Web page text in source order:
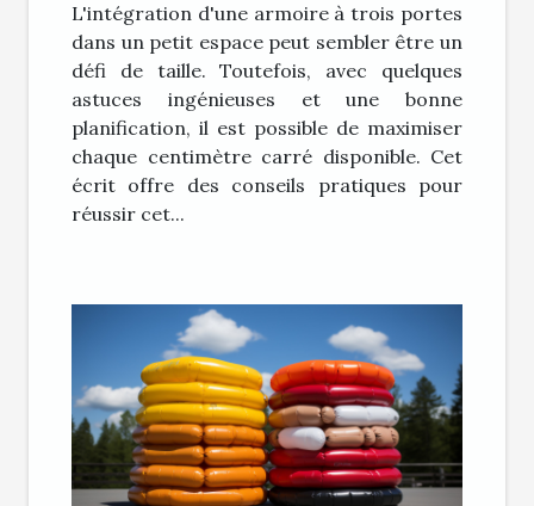
L'intégration d'une armoire à trois portes
dans un petit espace peut sembler être un
défi de taille. Toutefois, avec quelques
astuces ingénieuses et une bonne
planification, il est possible de maximiser
chaque centimètre carré disponible. Cet
écrit offre des conseils pratiques pour
réussir cet...